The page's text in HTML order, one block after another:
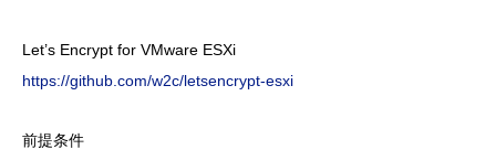
Let’s Encrypt for VMware ESXi
https://github.com/w2c/letsencrypt-esxi
前提条件